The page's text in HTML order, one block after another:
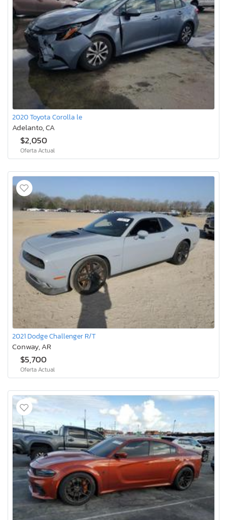
2020 Toyota Corolla le
Adelanto, CA
$2,050
Oferta Actual
2021 Dodge Challenger R/T
Conway, AR
$5,700
Oferta Actual